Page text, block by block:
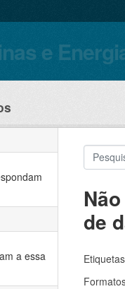
e
a essa
de